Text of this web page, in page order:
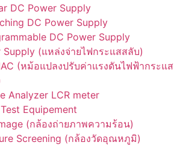
DC Power Supply
DC Power Supply
DC Power Supply
Supply (แหล่งจ่ายไฟกระแสสลับ)
(หม้อแปลงปรับค่าแรงดันไฟฟ้ากระแส
Analyzer LCR meter
Equipement
(กล้องถ่ายภาพความร้อน)
Screening (กล้องวัดอุณหภูมิ)